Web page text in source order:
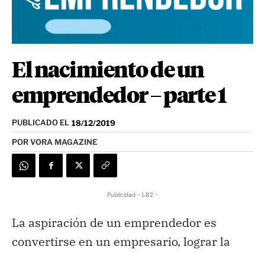
El nacimiento de un
emprendedor – parte 1
PUBLICADO EL 18/12/2019
PORVORA MAGAZINE
Publicidad - LB2 -
La aspiración de un emprendedor es
convertirse en un empresario, lograr la